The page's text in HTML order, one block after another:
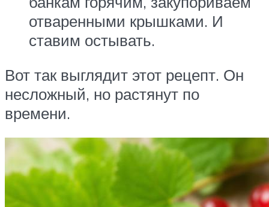
отваренными крышками. И
ставим остывать.
Вот так выглядит этот рецепт. Он
несложный, но растянут по
времени.